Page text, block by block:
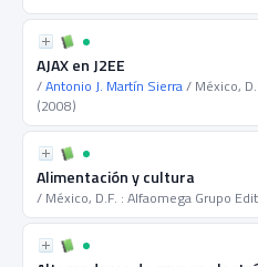
AJAX en J2EE
/Antonio J. Martín Sierra/ México,
(2008)
Alimentación y cultura
/ México, D.F. : Alfaomega Grupo